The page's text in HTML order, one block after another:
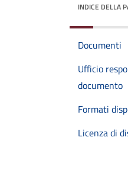
INDICE DELLA
Documenti
Ufficio
documento
Formati
Licenza di